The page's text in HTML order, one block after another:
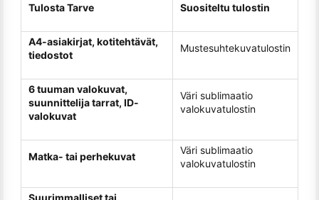
Tulosta Tarve Suositeltu tulostin
A4-asiakirjat, kotitehtävät,
tiedostot
Mustesuhtekuvatulostin
6 tuuman valokuvat,
suunnittelija tarrat, ID-
valokuvat
Väri sublimaatio
valokuvatulostin
Matka- tai perhekuvat
Väri sublimaatio
valokuvatulostin
Suurimmalliset tai